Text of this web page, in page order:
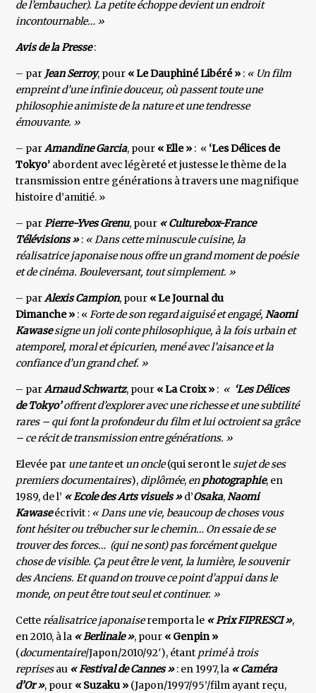
de l’embaucher). La petite échoppe devient un endroit
incontournable… »
Avis de la Presse:
– par Jean Serroy, pour « Le Dauphiné Libéré » : « Un film
empreint d’une infinie douceur, où passent toute une
philosophie animiste de la nature et une tendresse
émouvante. »
– parAmandine Garcia, pour « Elle » : « ‘Les Délices de
Tokyo’ abordent avec légèreté et justesse le thème de la
transmission entre générations à travers une magnifique
histoire d’amitié. »
– parPierre-Yves Grenu, pour « Culturebox-France
Télévisions »: « Dans cette minuscule cuisine, la
réalisatrice japonaise nous offre un grand moment de poésie
et de cinéma. Bouleversant, tout simplement. »
– parAlexis Campion, pour « Le Journal du
Dimanche » : «Forte de son regard aiguisé et engagé,Naomi
Kawasesigne un joli conte philosophique, à la fois urbain et
atemporel, moral et épicurien, mené avec l’aisance et la
confiance d’un grand chef. »
– parArnaud Schwartz, pour « La Croix » : « ‘Les Délices
de Tokyo’offrent d’explorer avec une richesse et une subtilité
rares – qui font la profondeur du film et lui octroient sa grâce
– ce récit de transmission entre générations. »
Elevée par une tanteet un oncle(qui seront lesujet de ses
premiers documentaires), diplômée, enphotographie, en
1989, de l’ « Ecole des Arts visuels »d’Osaka,Naomi
Kawaseécrivit : « Dans une vie, beaucoup de choses vous
font hésiter ou trébucher sur le chemin… On essaie de se
trouver des forces… (qui ne sont) pas forcément quelque
chose de visible. Ça peut être le vent, la lumière, le souvenir
des Anciens. Et quand on trouve ce point d’appui dans le
monde, on peut être tout seul et continuer. »
Cetteréalisatrice japonaiseremporta le « Prix FIPRESCI »,
en 2010, à la « Berlinale », pour « Genpin »
(documentaire/Japon/2010/92′), étant primé à trois
reprisesau « Festival de Cannes »: en 1997, la « Caméra
d’Or », pour « Suzaku » (Japon/1997/95’/film ayant reçu,